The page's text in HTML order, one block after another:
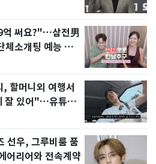
억 써요?"…삼전男
소개팅 예능 화
할머니외 여행서
잘 있어"…유튜브
선우, 그루비룸 품
어리어와 전속계약